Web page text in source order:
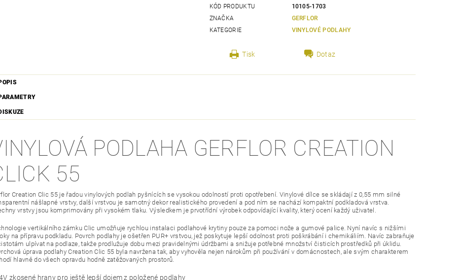
KÓD PRODUKTU
10105-1703
ZNAČKA
GERFLOR
KATEGORIE
VINYLOVÉ PODLAHY
Tisk Dotaz
PODLAHA GERFLOR CREATION
55
Creation Clic 55 je řadou vinylových podlah pyšnících se vysokou odolností proti opotřebení. Vinylové dílce se skládají z 0,55 mm silné
nášlapné vrstvy, další vrstvou je samotný dekor realistického provedení a pod ním se nachází kompaktní podkladová vrstva.
vrstvy jsou komprimovány při vysokém tlaku. Výsledkem je prvotřídní výrobek odpovídající kvality, který ocení každý uživatel.
vertikálního zámku Clic umožňuje rychlou instalaci podlahové krytiny pouze za pomoci nože a gumové palice. Nyní navíc s nižšími
na přípravu podkladu. Povrch podlahy je ošetřen PUR+ vrstvou, jež poskytuje lepší odolnost proti poškrábání i chemikáliím. Navíc zabraňuje
ulpívat na podlaze, takže prodlužuje dobu mezi pravidelnými údržbami a snižuje potřebné množství čisticích prostředků při úklidu.
úprava podlahy Creation Clic 55 byla navržena tak, aby vyhověla nejen nárokům při používání v domácnostech, ale svým charakterem
hlavně do všech opravdu hodně zatěžovaných prostorů.
zkosené hrany pro ještě lepší dojem z položené podlahy